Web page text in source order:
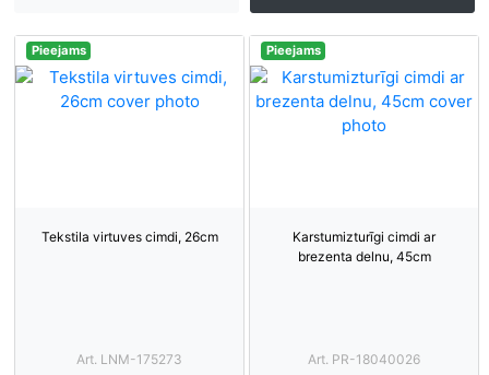
Pieejams
Tekstila virtuves cimdi, 26cm
Art. LNM-175273
Pieejams
Karstumizturīgi cimdi ar
brezenta delnu, 45cm
Art. PR-18040026